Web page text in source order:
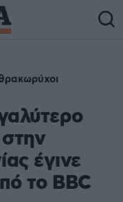
έγινε
το BBC